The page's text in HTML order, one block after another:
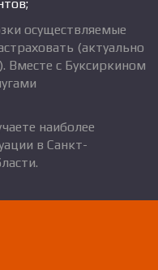
осуществляемые
(актуально
Вместе с Буксиркином
наиболее
в Санкт-